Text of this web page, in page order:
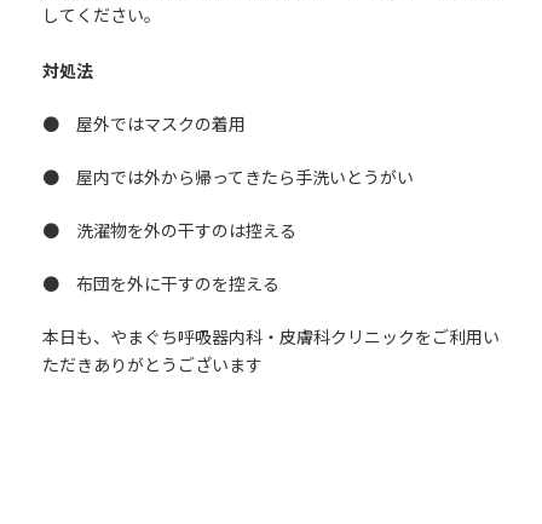
してください。
対処法
● 屋外ではマスクの着用
● 屋内では外から帰ってきたら手洗いとうがい
● 洗濯物を外の干すのは控える
● 布団を外に干すのを控える
本日も、やまぐち呼吸器内科・皮膚科クリニックをご利用い
ただきありがとうございます